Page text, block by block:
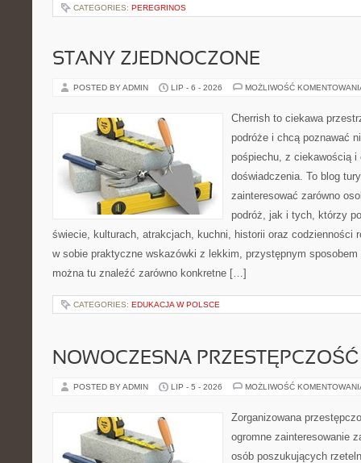
CATEGORIES: PEREGRINOS
STANY ZJEDNOCZONE
POSTED BY ADMIN LIP - 6 - 2026 MOŻLIWOŚĆ
Cherrish to ciekawa
podróże i chcą poznawać
pośpiechu, z ciekawością i
doświadczenia. To blog
zainteresować zarówno
podróż, jak i tych, którzy
świecie, kulturach, atrakcjach, kuchni, historii oraz codzienności
w sobie praktyczne wskazówki z lekkim, przystępnym
można tu znaleźć zarówno konkretne […]
CATEGORIES: EDUKACJA W POLSCE
NOWOCZESNA PRZESTĘPCZOŚĆ
POSTED BY ADMIN LIP - 5 - 2026 MOŻLIWOŚĆ
Zorganizowana
ogromne zainteresowanie
osób poszukujących